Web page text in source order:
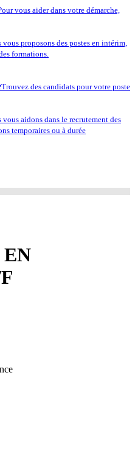
vous aider dans votre démarche,
vous proposons des postes en intérim,
formations.
Trouvez des candidats pour votre poste
vous aidons dans le recrutement des
temporaires ou à durée